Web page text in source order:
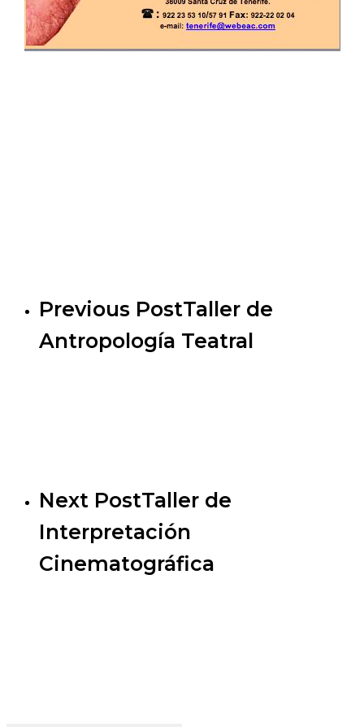
Previous PostTaller de
Antropología Teatral
Next PostTaller de
Interpretación
Cinematográfica